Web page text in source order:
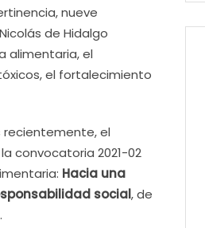
nueve
de Hidalgo
alimentaria, el
el fortalecimiento
recientemente, el
convocatoria 2021-02
Hacia una
social, de